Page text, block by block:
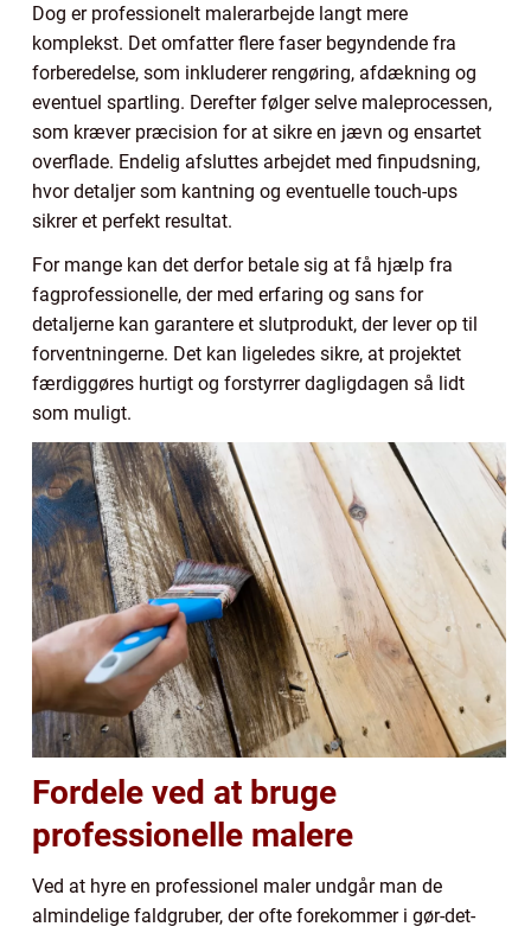
Dog er professionelt malerarbejde langt mere
komplekst. Det omfatter flere faser begyndende fra
forberedelse, som inkluderer rengøring, afdækning og
eventuel spartling. Derefter følger selve maleprocessen,
som kræver præcision for at sikre en jævn og ensartet
overflade. Endelig afsluttes arbejdet med finpudsning,
hvor detaljer som kantning og eventuelle touch-ups
sikrer et perfekt resultat.
For mange kan det derfor betale sig at få hjælp fra
fagprofessionelle, der med erfaring og sans for
detaljerne kan garantere et slutprodukt, der lever op til
forventningerne. Det kan ligeledes sikre, at projektet
færdiggøres hurtigt og forstyrrer dagligdagen så lidt
som muligt.
Fordele ved at bruge
professionelle malere
Ved at hyre en professionel maler undgår man de
almindelige faldgruber, der ofte forekommer i gør-det-